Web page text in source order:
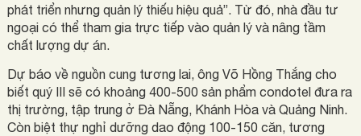
phát triển nhưng quản lý thiếu hiệu quả”. Từ đó, nhà đầu tư
ngoại có thể tham gia trực tiếp vào quản lý và nâng tầm
chất lượng dự án.
Dự báo về nguồn cung tương lai, ông Võ Hồng Thắng cho
biết quý III sẽ có khoảng 400-500 sản phẩm condotel đưa ra
thị trường, tập trung ở Đà Nẵng, Khánh Hòa và Quảng Ninh.
Còn biệt thự nghỉ dưỡng dao động 100-150 căn, tương